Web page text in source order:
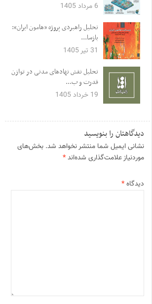
6 مرداد 1405
تحلیل راهبردی پروژه «هامون ایران»:
بازسا...
31 تیر 1405
تحلیل نقش نهادهای مدنی در توازن
قدرت و ب...
19 خرداد 1405
دیدگاهتان را بنویسید
نشانی ایمیل شما منتشر نخواهد شد. بخش‌های
موردنیاز علامت‌گذاری شده‌اند*
دیدگاه*